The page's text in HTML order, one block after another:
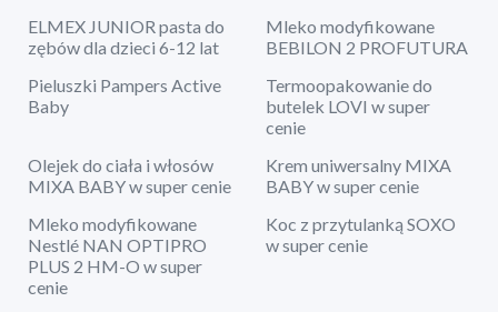
ELMEX JUNIOR pasta do
zębów dla dzieci 6-12 lat
Mleko modyfikowane
BEBILON 2 PROFUTURA
Pieluszki Pampers Active
Baby
Termoopakowanie do
butelek LOVI w super
cenie
Olejek do ciała i włosów
MIXA BABY w super cenie
Krem uniwersalny MIXA
BABY w super cenie
Mleko modyfikowane
Nestlé NAN OPTIPRO
PLUS 2 HM-O w super
cenie
Koc z przytulanką SOXO
w super cenie